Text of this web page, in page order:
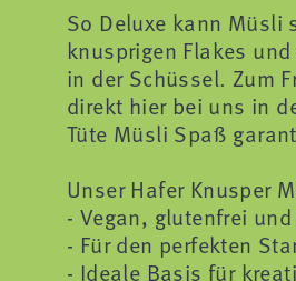
So Deluxe kann Müsli
knusprigen Flakes
in der Schüssel. Zum
direkt hier bei uns in
Tüte Müsli Spaß
Unser Hafer Knusper
- Vegan, glutenfrei
- Für den perfekten
- Ideale Basis für